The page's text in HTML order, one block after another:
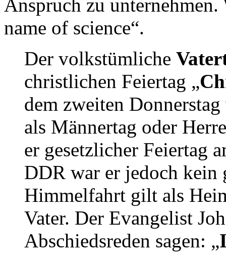
Anspruch zu
name of science“.
Der volkstümliche
christlichen Feiertag „
dem zweiten
als Männertag oder
er gesetzlicher Feiertag
DDR war er jedoch kein
Himmelfahrt gilt als
Vater. Der Evangelist
Abschiedsreden sagen: „